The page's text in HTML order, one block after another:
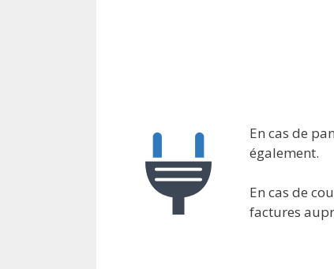
En cas de
également.
En cas de
factures